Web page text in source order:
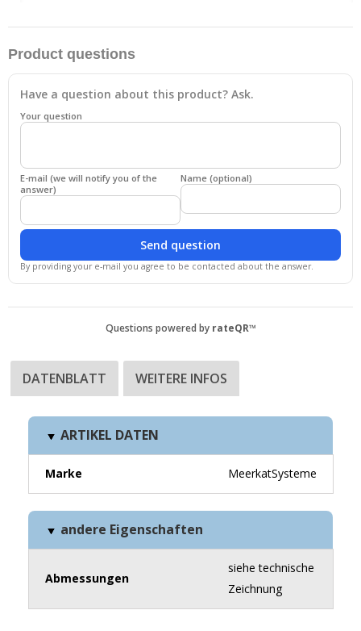
Product questions
Have a question about this product? Ask.
Your question
E-mail (we will notify you of the
answer)
Name (optional)
Send question
By providing your e-mail you agree to be contacted about the answer.
Questions powered by rateQR™
DATENBLATT WEITERE INFOS
ARTIKEL DATEN
Marke MeerkatSysteme
andere Eigenschaften
Abmessungen
siehe technische
Zeichnung